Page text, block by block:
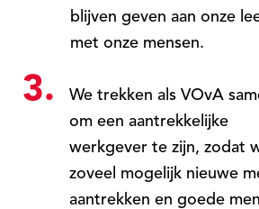
3.
We trekken als VOvA
om een aantrekkelijke
werkgever te zijn, zodat
zoveel mogelijk nieuwe
aantrekken en goede
blijven geven aan onze
met onze mensen.